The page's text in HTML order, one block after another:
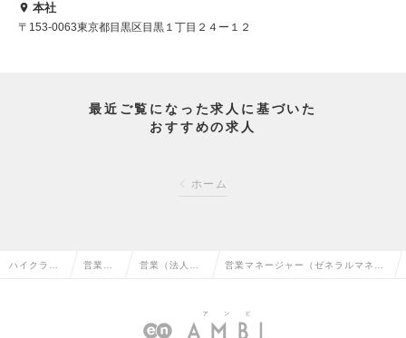
本社
〒153-0063東京都目黒区目黒１丁目２４ー１２
最近ご覧になった求人に基づいた
おすすめの求人
ホーム
ハイクラス 営業系 営業（法人向 営業マネージャー（ゼネラルマネー